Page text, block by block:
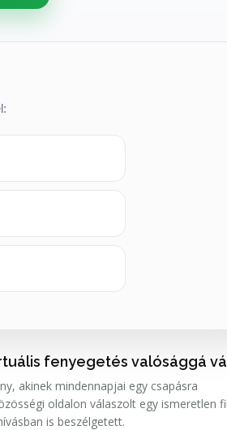
fenyegetés valósággá
akinek mindennapjai egy csapásra
oldalon válaszolt egy ismeretlen
is beszélgetett.